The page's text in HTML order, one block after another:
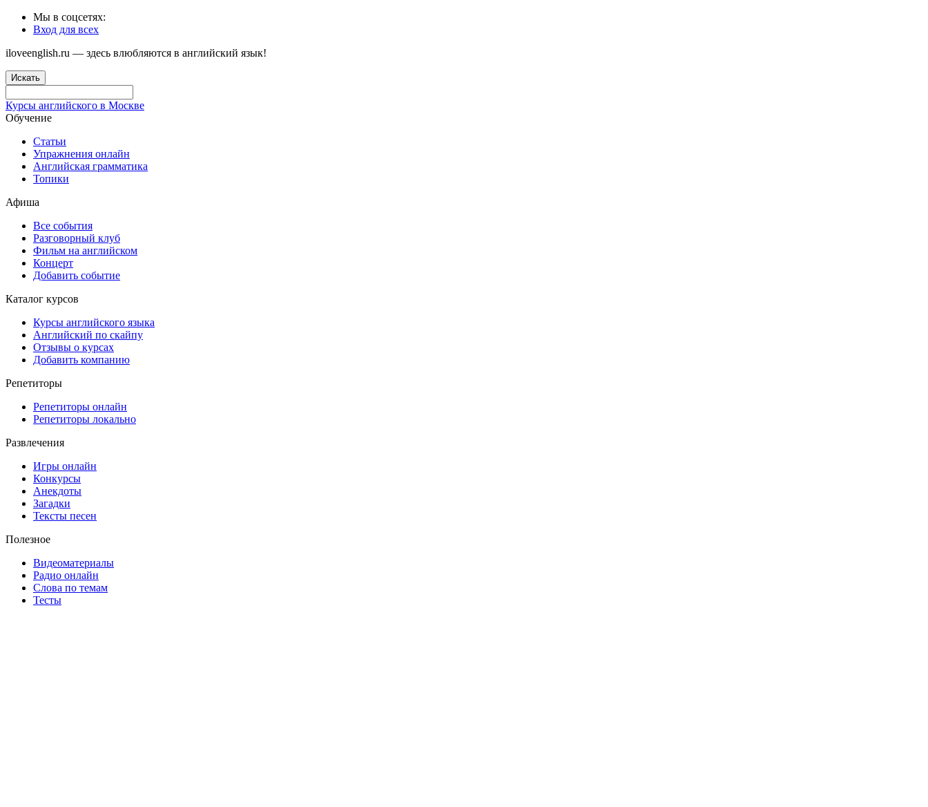
Мы в соцсетях:
Вход для всех
iloveenglish.ru — здесь влюбляются в английский язык!
Искать
Курсы английского в Москве
Обучение
Статьи
Упражнения онлайн
Английская грамматика
Топики
Афиша
Все события
Разговорный клуб
Фильм на английском
Концерт
Добавить событие
Каталог курсов
Курсы английского языка
Английский по скайпу
Отзывы о курсах
Добавить компанию
Репетиторы
Репетиторы онлайн
Репетиторы локально
Развлечения
Игры онлайн
Конкурсы
Анекдоты
Загадки
Тексты песен
Полезное
Видеоматериалы
Радио онлайн
Слова по темам
Тесты